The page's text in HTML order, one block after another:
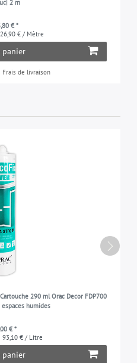
2 m
€ *
€ / Mètre
panier
Frais de livraison
290 ml Orac Decor FDP700
humides
€ *
| 93,10 € / Litre
panier